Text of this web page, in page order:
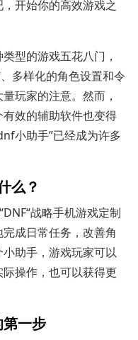
开始你的高效游戏之
型的游戏五花八门，
多样化的角色设置和令
玩家的注意。然而，
效的辅助软件也变得
小助手”已经成为许多
么？
战略手机游戏定制
成日常任务，改善角
助手，游戏玩家可以
操作，也可以获得更
一步